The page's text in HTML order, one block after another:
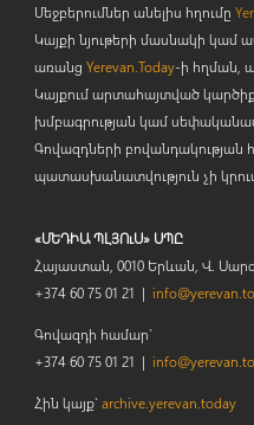
Մեջբերումներ անելիս հղումը
Կայքի նյութերի մասնակի կամ
առանց Yerevan.Today-ի հղման,
Կայքում արտահայտված
խմբագրության կամ
Գովազդների բովանդակության
պատասխանատվություն չի
«ՄԵԴԻԱ ՊԼՅՈւՍ» ՍՊԸ
Հայաստան, 0010 Երևան, Վ.
+374 60 75 01 21 |
Գովազդի համար`
+374 60 75 01 21 |
Հին կայք`archive.yerevan.today